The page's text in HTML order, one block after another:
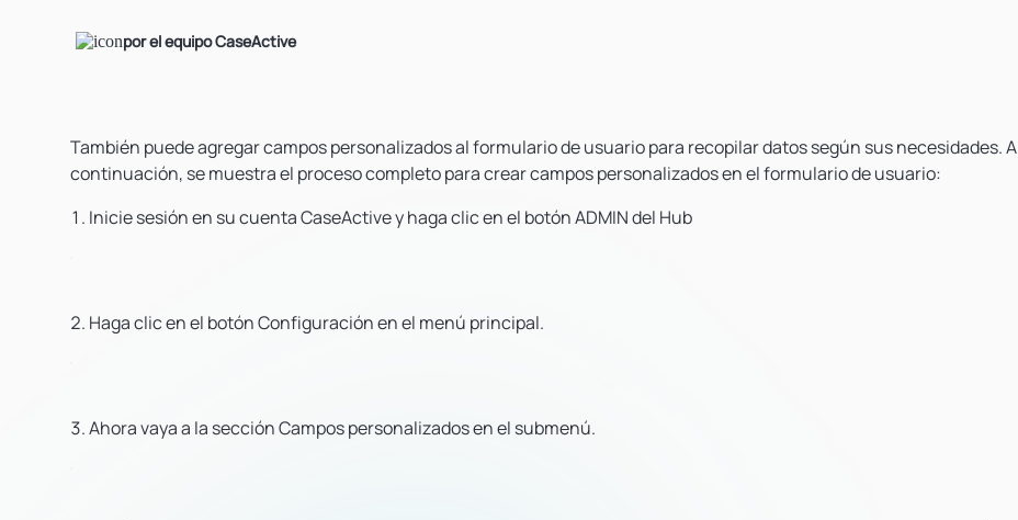
por el equipo CaseActive
También puede agregar campos personalizados al formulario de usuario para recopilar datos según sus necesidades. A
continuación, se muestra el proceso completo para crear campos personalizados en el formulario de usuario:
Inicie sesión en su cuenta CaseActive y haga clic en el botón ADMIN del Hub
Haga clic en el botón Configuración en el menú principal.
Ahora vaya a la sección Campos personalizados en el submenú.